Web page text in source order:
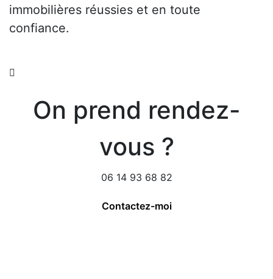
immobilières réussies et en toute
confiance.
On prend rendez-
vous ?
06 14 93 68 82
Contactez-moi